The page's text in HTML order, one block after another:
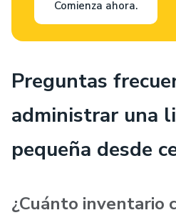
Comienza ahora.
Preguntas
administrar una
pequeña desde
¿Cuánto inventario